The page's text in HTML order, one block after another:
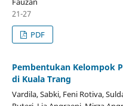
21-27
PDF
Pembentukan Kelompok
di Kuala Trang
Vardila, Sabki, Feni Rotiva,